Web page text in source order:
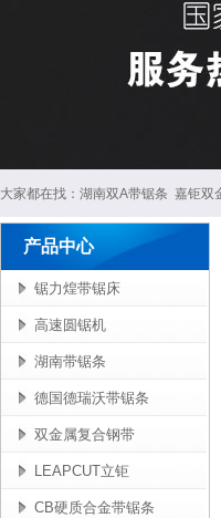
大家都在找： 湖南双A带锯条 嘉钜双
产品中心
锯力煌带锯床
高速圆锯机
湖南带锯条
德国德瑞沃带锯条
双金属复合钢带
LEAPCUT立钜
CB硬质合金带锯条